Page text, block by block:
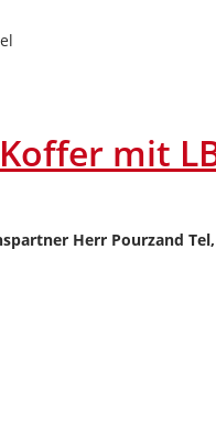
mit
Herr Pourzand Tel,